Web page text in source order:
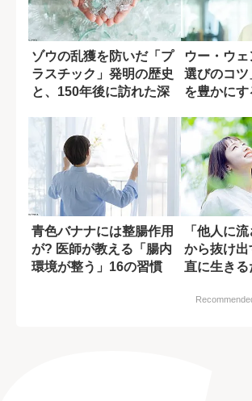
ゾウの乱獲を防いだ「プ
ラスチック」発明の歴史
と、150年後に訪れた深
ウー・ウ
選びのコ
を豊かにす
青色バナナには整腸作用
が? 医師が教える「腸内
環境が整う」16の習慣
「他人に
から抜け
直に生きる